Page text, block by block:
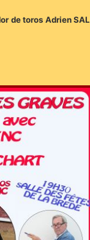
toros Adrien